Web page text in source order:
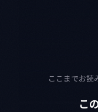
ここまでお読
こ